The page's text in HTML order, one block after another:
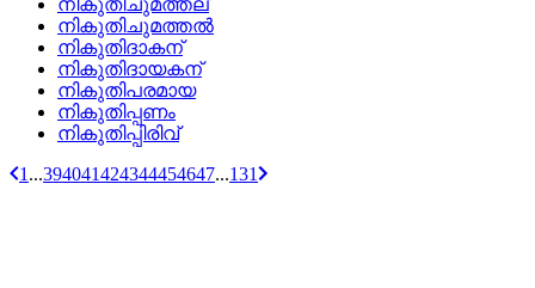
നികുതിചുമത്തല്
നികുതിചുമത്തല്‍
നികുതിദാകന്
നികുതിദായകന്
നികുതിപരമായ
നികുതിപ്പണം
നികുതിപ്പിരിവ്
1 ...394041424344454647...131